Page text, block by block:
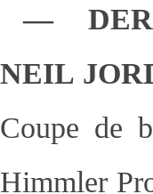
—
NEIL
Coupe de
Himmler